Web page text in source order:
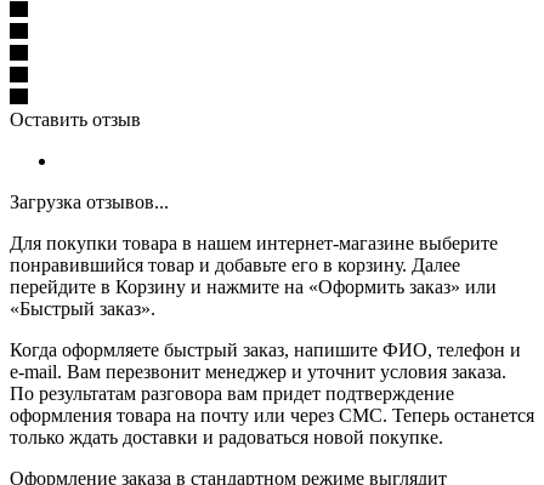
Оставить отзыв
Загрузка отзывов...
Для покупки товара в нашем интернет-магазине выберите
понравившийся товар и добавьте его в корзину. Далее
перейдите в Корзину и нажмите на «Оформить заказ» или
«Быстрый заказ».
Когда оформляете быстрый заказ, напишите ФИО, телефон и
e-mail. Вам перезвонит менеджер и уточнит условия заказа.
По результатам разговора вам придет подтверждение
оформления товара на почту или через СМС. Теперь останется
только ждать доставки и радоваться новой покупке.
Оформление заказа в стандартном режиме выглядит